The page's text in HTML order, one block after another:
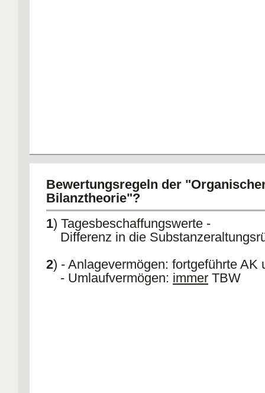
Bewertungsregeln der
Bilanztheorie"?
1) Tagesbeschaffungswerte -
Differenz in die
2) - Anlagevermögen: fortgeführte AK
- Umlaufvermögen: immer TBW